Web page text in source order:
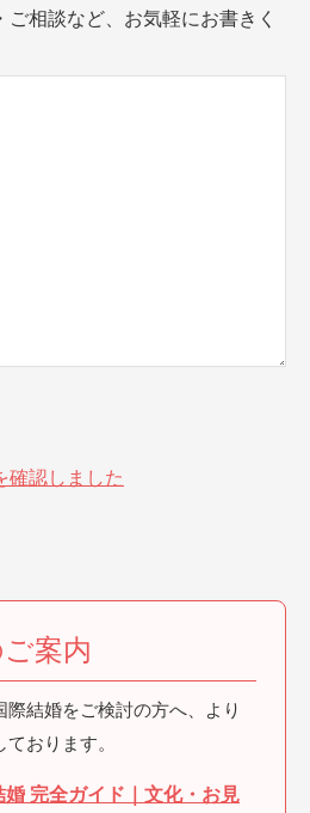
相談など、お気軽にお書きく
確認しました
案内
際結婚をご検討の方へ、より
おります。
婚 完全ガイド｜文化・お見